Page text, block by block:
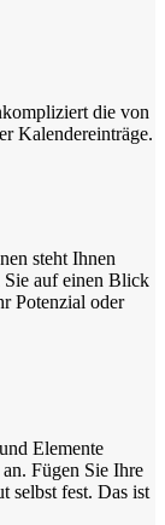
die von
Kalendereinträge.
steht Ihnen
Sie auf einen Blick
Potenzial oder
Elemente
Fügen Sie Ihre
selbst fest. Das ist